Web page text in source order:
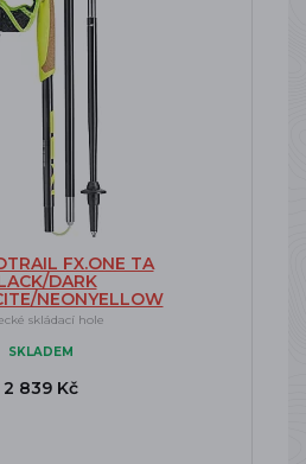
FX.ONE TA
DARK
NEONYELLOW
skládací hole
SKLADEM
2 839 Kč